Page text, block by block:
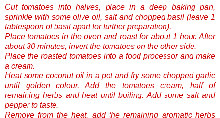
Cut tomatoes into halves, place in a deep baking pan,
sprinkle with some olive oil, salt and chopped basil (leave 1
tablespoon of basil apart for further preparation).
Place tomatoes in the oven and roast for about 1 hour. After
about 30 minutes, invert the tomatoes on the other side.
Place the roasted tomatoes into a food processor and make
a cream.
Heat some coconut oil in a pot and fry some chopped garlic
until golden colour. Add the tomatoes cream, half of
remaining herbs and heat until boiling. Add some salt and
pepper to taste.
Remove from the heat, add the remaining aromatic herbs